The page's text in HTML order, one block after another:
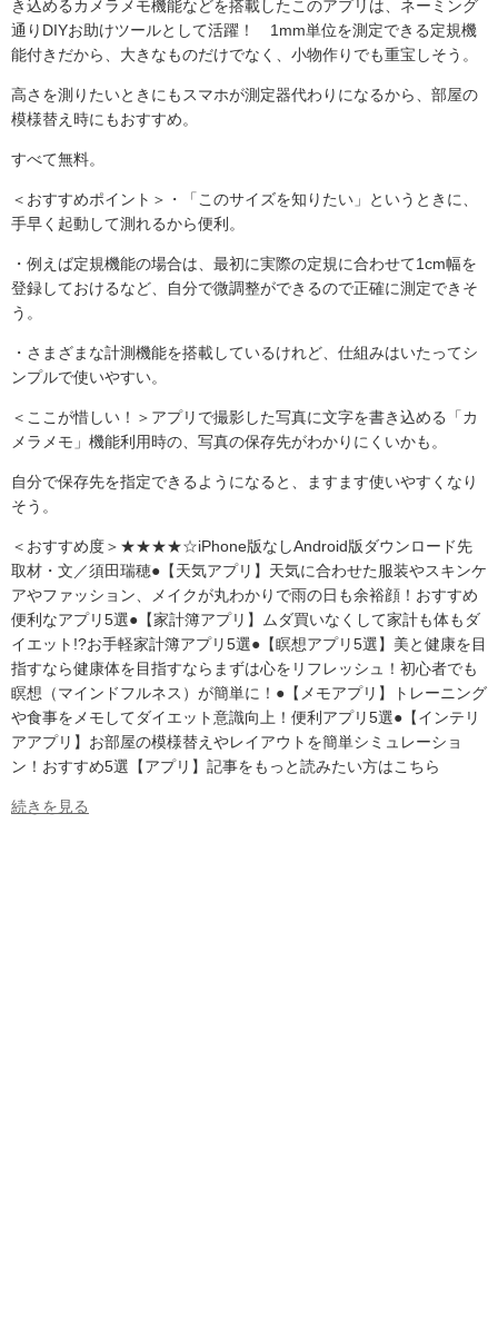
き込めるカメラメモ機能などを搭載したこのアプリは、ネーミング
通りDIYお助けツールとして活躍！ 1mm単位を測定できる定規機
能付きだから、大きなものだけでなく、小物作りでも重宝しそう。
高さを測りたいときにもスマホが測定器代わりになるから、部屋の
模様替え時にもおすすめ。
すべて無料。
＜おすすめポイント＞・「このサイズを知りたい」というときに、
手早く起動して測れるから便利。
・例えば定規機能の場合は、最初に実際の定規に合わせて1cm幅を
登録しておけるなど、自分で微調整ができるので正確に測定できそ
う。
・さまざまな計測機能を搭載しているけれど、仕組みはいたってシ
ンプルで使いやすい。
＜ここが惜しい！＞アプリで撮影した写真に文字を書き込める「カ
メラメモ」機能利用時の、写真の保存先がわかりにくいかも。
自分で保存先を指定できるようになると、ますます使いやすくなり
そう。
＜おすすめ度＞★★★★☆iPhone版なしAndroid版ダウンロード先
取材・文／須田瑞穂●【天気アプリ】天気に合わせた服装やスキンケ
アやファッション、メイクが丸わかりで雨の日も余裕顔！おすすめ
便利なアプリ5選●【家計簿アプリ】ムダ買いなくして家計も体もダ
イエット!?お手軽家計簿アプリ5選●【瞑想アプリ5選】美と健康を目
指すなら健康体を目指すならまずは心をリフレッシュ！初心者でも
瞑想（マインドフルネス）が簡単に！●【メモアプリ】トレーニング
や食事をメモしてダイエット意識向上！便利アプリ5選●【インテリ
アアプリ】お部屋の模様替えやレイアウトを簡単シミュレーショ
ン！おすすめ5選【アプリ】記事をもっと読みたい方はこちら
続きを見る